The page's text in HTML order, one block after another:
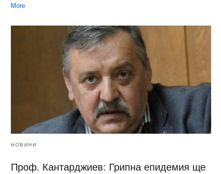
More
НОВИНИ
Проф. Кантарджиев: Грипна епидемия ще